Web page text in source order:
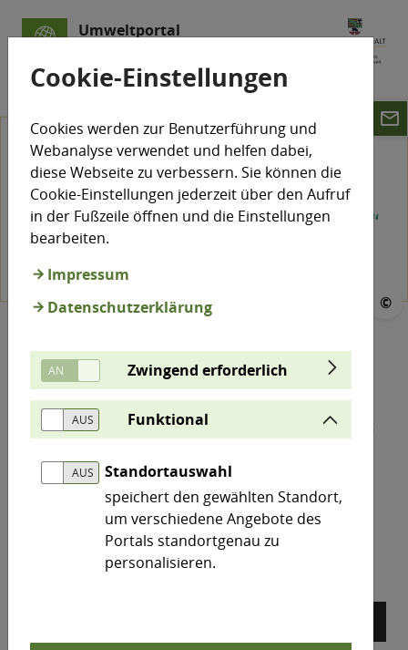
Umweltportal
©
Kulinarischer Stern
Nach den Sternen greifen! Dieser Wettbewerb setzt
die Land- und Ernährungswirtschaft als wichtigen
Wirtschaftszweig des Landes zu entwickeln.
Mehr erfahren
Cookie-Einstellungen
Cookies werden zur Benutzerführung und
Webanalyse verwendet und helfen dabei,
diese Webseite zu verbessern. Sie können die
Cookie-Einstellungen jederzeit über den Aufruf
in der Fußzeile öffnen und die Einstellungen
bearbeiten.
Impressum
Datenschutzerklärung
Zwingend erforderlich
Funktional
Standortauswahl
speichert den gewählten Standort,
um verschiedene Angebote des
Portals standortgenau zu
personalisieren.
email